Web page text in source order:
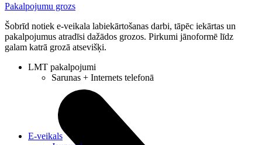
Pakalpojumu grozs
Šobrīd notiek e-veikala labiekārtošanas darbi, tāpēc iekārtas un
pakalpojumus atradīsi dažādos grozos. Pirkumi jānoformē līdz
galam katrā grozā atsevišķi.
LMT pakalpojumi
Sarunas + Internets telefonā
E-veikals